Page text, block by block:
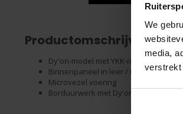
We
media,
verstrekt
Productomschrijving
Dy'on-model met YKK-rits aan de
Binnenpaneel in leer / Buitenpaneel
Microvezel voering
Borduurwerk met Dy'on-logo